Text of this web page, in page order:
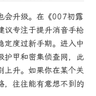
会升级。在《007初露
议专注于提升消音手枪
定度过新手期。进入中
护甲和密集侦查网，此
上升。如果你在某个关
，往往能有意想不到的